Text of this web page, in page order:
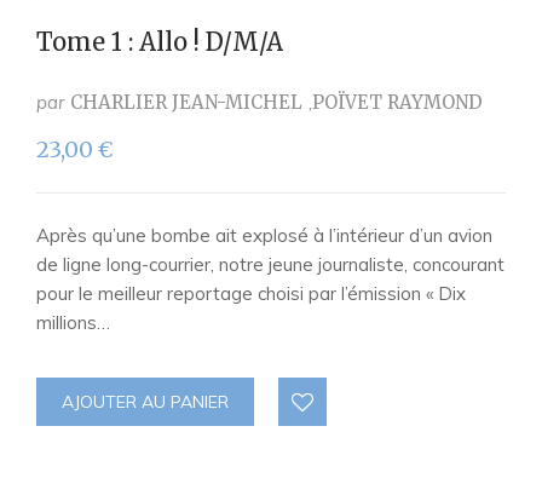
Tome 1 : Allo ! D/M/A
par CHARLIER JEAN-MICHEL POÏVET RAYMOND
23,00 €
Après qu’une bombe ait explosé à l’intérieur d’un avion
de ligne long-courrier, notre jeune journaliste, concourant
pour le meilleur reportage choisi par l’émission « Dix
millions…
AJOUTER AU PANIER